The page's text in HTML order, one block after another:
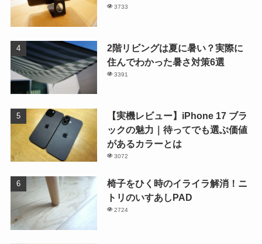
3733
2階リビングは夏に暑い？実際に
住んでわかった暑さ対策6選
3391
【実機レビュー】iPhone 17 ブラ
ックの魅力｜待ってでも選ぶ価値
があるカラーとは
3072
椅子をひく時のイライラ解消！ニ
トリのいすあしPAD
2724